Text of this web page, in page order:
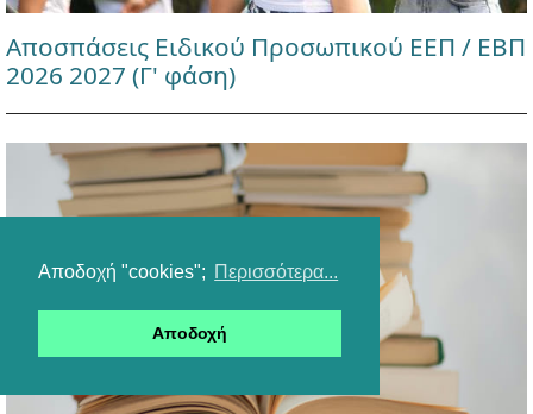
Αποδοχή "cookies"; Περισσότερα...
Αποδοχή
Αποσπάσεις Ειδικού Προσωπικού ΕΕΠ / ΕΒΠ
2026 2027 (Γ' φάση)